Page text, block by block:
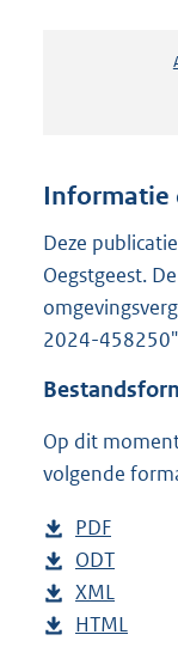
Informatie
Deze
Oegstgeest.
2024-
Op dit
volgende
D
o
w
n
PDF
e
s
t
D
o
w
ODT
s
D
o
XML
e
D
HTML